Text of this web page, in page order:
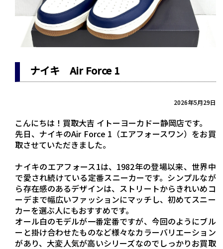
ナイキ Air Force 1
2026年5月29日
こんにちは！買取大吉 イトーヨーカドー静岡店です。
先日、ナイキのAir Force 1（エアフォースワン）をお買
取させていただきました。
ナイキのエアフォース1は、1982年の登場以来、世界中
で愛され続けている定番スニーカーです。シンプルなが
ら存在感のあるデザインは、ストリートからきれいめコ
ーデまで幅広いファッションにマッチし、初めてスニー
カーを選ぶ人にもおすすめです。
オール白のモデルが一番定番ですが、今回のようにブル
ーと掛け合わせたものなど様々なカラーバリエーション
があり、大変人気が高いシリーズなのでしっかりお買取